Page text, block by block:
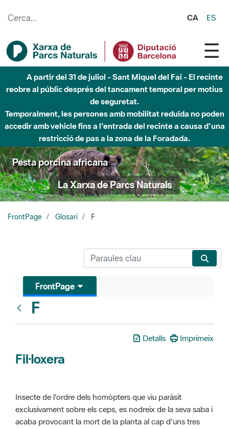
CA ES
A partir del 31 de juliol - Sant Miquel del Fai - El recinte
reobre al públic després del tancament temporal per motius
de seguretat.
Temporalment, les persones amb mobilitat reduïda no poden
accedir amb vehicle fins a l'entrada del recinte a causa d'una
restricció de pas a la zona de la Foradada.
Pesta porcina africana
La Xarxa de Parcs Naturals
FrontPage Glosari F
FrontPage
F
Detalls Imprimeix
Fil·loxera
Insecte de l'ordre dels homòpters que viu paràsit
exclusivament sobre els ceps, es nodreix de la seva saba i
acaba provocant la mort de la planta al cap d'uns tres